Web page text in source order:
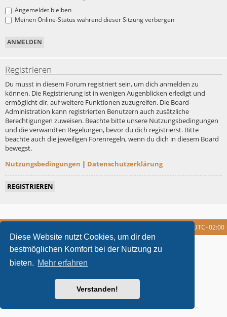
Diese Website nutzt Cookies, um dir den
bestmöglichen Komfort bei der Nutzung zu
bieten. Mehr erfahren
Verstanden!
Angemeldet bleiben
Meinen Online-Status während dieser Sitzung verbergen
Registrieren
Du musst in diesem Forum registriert sein, um dich anmelden zu
können. Die Registrierung ist in wenigen Augenblicken erledigt und
ermöglicht dir, auf weitere Funktionen zuzugreifen. Die Board-
Administration kann registrierten Benutzern auch zusätzliche
Berechtigungen zuweisen. Beachte bitte unsere Nutzungsbedingungen
und die verwandten Regelungen, bevor du dich registrierst. Bitte
beachte auch die jeweiligen Forenregeln, wenn du dich in diesem Board
bewegst.
Nutzungsbedingungen | Datenschutzerklärung
REGISTRIEREN
UTC+02:00
metrolike style by Eric Seguin Updated for phpBB3.2 by
Powered byphpBB ® Forum Software © phpBB Limited
Deutsche Übersetzung durch